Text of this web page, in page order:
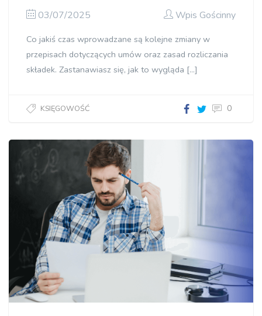
03/07/2025 Wpis Gościnny
Co jakiś czas wprowadzane są kolejne zmiany w
przepisach dotyczących umów oraz zasad rozliczania
składek. Zastanawiasz się, jak to wygląda […]
KSIĘGOWOŚĆ 0